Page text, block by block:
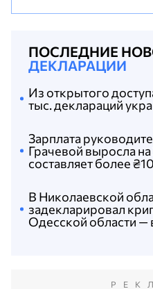
ПОСЛЕДНИЕ
ДЕКЛАРАЦИИ
В Николаевской
задекларировал
Одесской области —
Зарплата
Грачевой выросла
составляет более
Из открытого
тыс. деклараций